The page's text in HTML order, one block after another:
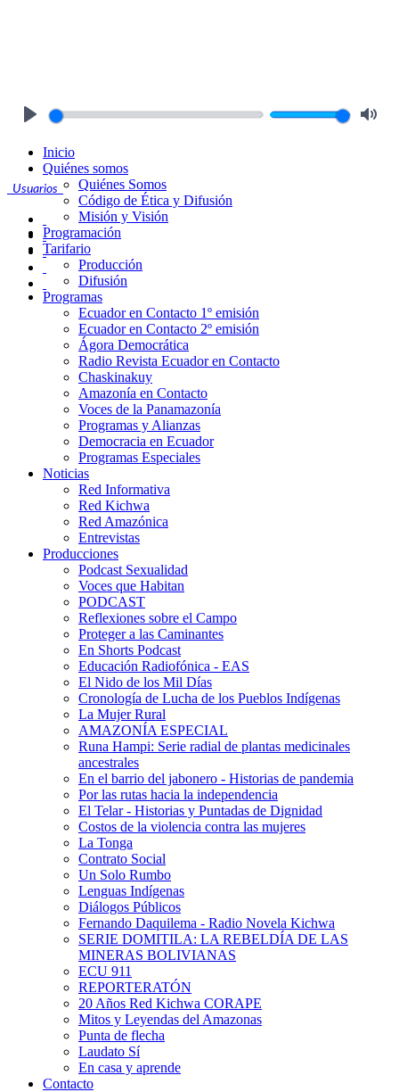
Usuarios
Inicio
Quiénes somos
Quiénes Somos
Código de Ética y Difusión
Misión y Visión
Programación
Tarifario
Producción
Difusión
Programas
Ecuador en Contacto 1º emisión
Ecuador en Contacto 2º emisión
Ágora Democrática
Radio Revista Ecuador en Contacto
Chaskinakuy
Amazonía en Contacto
Voces de la Panamazonía
Programas y Alianzas
Democracia en Ecuador
Programas Especiales
Noticias
Red Informativa
Red Kichwa
Red Amazónica
Entrevistas
Producciones
Podcast Sexualidad
Voces que Habitan
PODCAST
Reflexiones sobre el Campo
Proteger a las Caminantes
En Shorts Podcast
Educación Radiofónica - EAS
El Nido de los Mil Días
Cronología de Lucha de los Pueblos Indígenas
La Mujer Rural
AMAZONÍA ESPECIAL
Runa Hampi: Serie radial de plantas medicinales
ancestrales
En el barrio del jabonero - Historias de pandemia
Por las rutas hacia la independencia
El Telar - Historias y Puntadas de Dignidad
Costos de la violencia contra las mujeres
La Tonga
Contrato Social
Un Solo Rumbo
Lenguas Indígenas
Diálogos Públicos
Fernando Daquilema - Radio Novela Kichwa
SERIE DOMITILA: LA REBELDÍA DE LAS
MINERAS BOLIVIANAS
ECU 911
REPORTERATÓN
20 Años Red Kichwa CORAPE
Mitos y Leyendas del Amazonas
Punta de flecha
Laudato Sí
En casa y aprende
Contacto